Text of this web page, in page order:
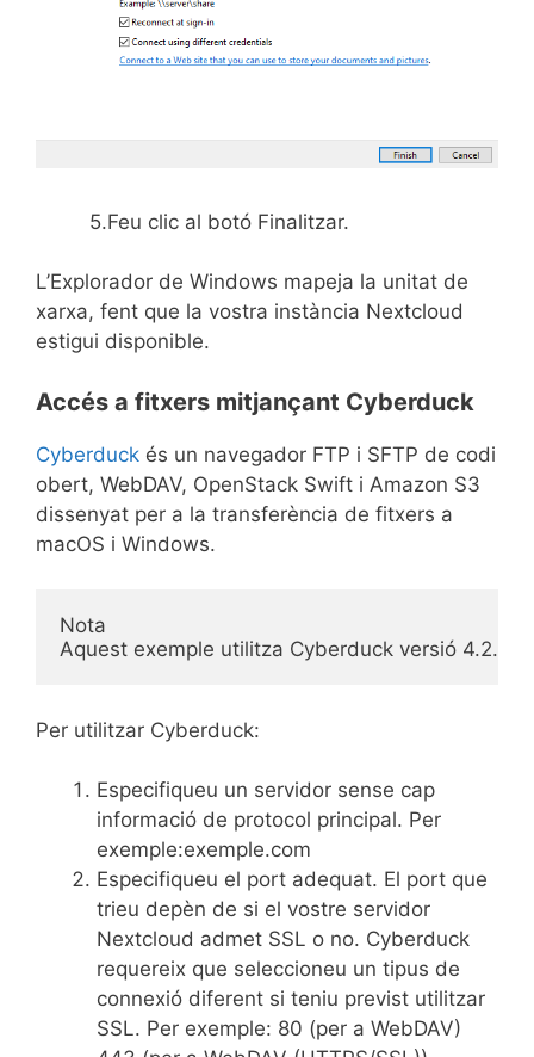
5.Feu clic al botó Finalitzar.
L’Explorador de Windows mapeja la unitat de
xarxa, fent que la vostra instància Nextcloud
estigui disponible.
Accés a fitxers mitjançant Cyberduck
Cyberduck és un navegador FTP i SFTP de codi
obert, WebDAV, OpenStack Swift i Amazon S3
dissenyat per a la transferència de fitxers a
macOS i Windows.
Nota
Aquest exemple utilitza Cyberduck versió 4.2.1.
Per utilitzar Cyberduck:
Especifiqueu un servidor sense cap
informació de protocol principal. Per
exemple:exemple.com
Especifiqueu el port adequat. El port que
trieu depèn de si el vostre servidor
Nextcloud admet SSL o no. Cyberduck
requereix que seleccioneu un tipus de
connexió diferent si teniu previst utilitzar
SSL. Per exemple: 80 (per a WebDAV)